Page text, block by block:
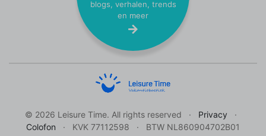
blogs, verhalen, trends
en meer
© 2026 Leisure Time. All rights reserved
Privacy
Colofon
KVK 77112598 BTW NL860904702B01